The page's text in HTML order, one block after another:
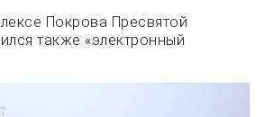
Покрова Пресвятой
также «электронный